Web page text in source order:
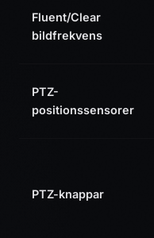
Fluent/Clear
bildfrekvens
PTZ-
positionssensorer
PTZ-knappar